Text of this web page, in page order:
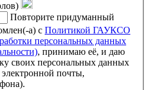
Повторите придуманный
а) с Политикой ГАУКСО
персональных данных
, принимаю её, и даю
своих персональных данных
почты,